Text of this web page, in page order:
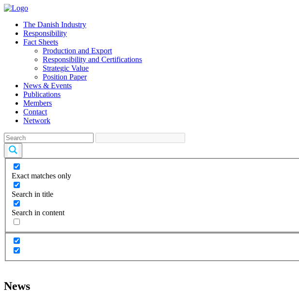
The Danish Industry
Responsibility
Fact Sheets
Production and Export
Responsibility and Certifications
Strategic Value
Position Paper
News & Events
Publications
Members
Contact
Network
Exact matches only
Search in title
Search in content
News